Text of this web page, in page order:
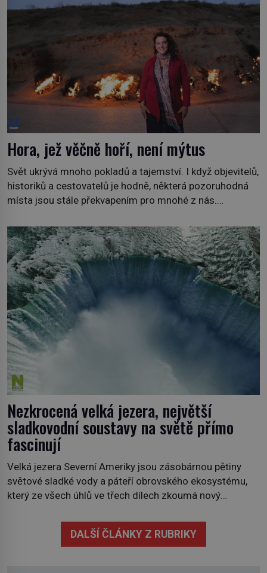
prozkoumáme, jaká další zvířata po celém světě se
Hora, jež věčně hoří, není mýtus
Svět ukrývá mnoho pokladů a tajemství. I když objevitelů,
historiků a cestovatelů je hodně, některá pozoruhodná
místa jsou stále překvapením pro mnohé z nás.
Albánie či úchvatná atmosféra Kypru jsou jedny z míst,
která nám mají co nabídnout a vyprávět. Uznávaná
historička Bettany Hughes, se vydala prozkoumat
pozoruhodné úkazy, o kterých jste možná doposud
neslyšeli. Hora, […]
Nezkrocená velká jezera, největší
sladkovodní soustavy na světě přímo
fascinují
Velká jezera Severní Ameriky jsou zásobárnou pětiny
světové sladké vody a páteří obrovského ekosystému,
který ze všech úhlů ve třech dílech zkoumá nový
premiéře jej uvidíte na Viasat Nature v pondělí 5.
července. Hořejší jezero, Huronské jezero, Michiganské
DALŠÍ ČLÁNKY Z RUBRIKY